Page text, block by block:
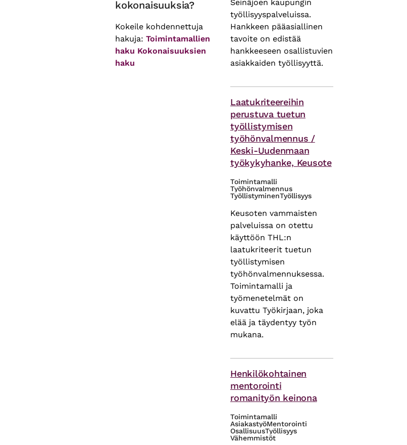
kokonaisuuksia?
Kokeile kohdennettuja
hakuja: Toimintamallien
haku Kokonaisuuksien
haku
Seinäjoen kaupungin
työllisyyspalveluissa.
Hankkeen pääasiallinen
tavoite on edistää
hankkeeseen osallistuvien
asiakkaiden työllisyyttä.
Laatukriteereihin
perustuva tuetun
työllistymisen
työhönvalmennus /
Keski-Uudenmaan
työkykyhanke, Keusote
Toimintamalli
Työhönvalmennus
TyöllistyminenTyöllisyys
Keusoten vammaisten
palveluissa on otettu
käyttöön THL:n
laatukriteerit tuetun
työllistymisen
työhönvalmennuksessa.
Toimintamalli ja
työmenetelmät on
kuvattu Työkirjaan, joka
elää ja täydentyy työn
mukana.
Henkilökohtainen
mentorointi
romanityön keinona
Toimintamalli
AsiakastyöMentorointi
OsallisuusTyöllisyys
Vähemmistöt